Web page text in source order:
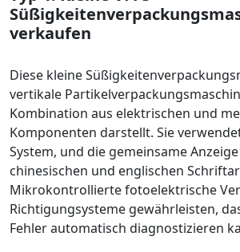
verkaufen
Diese kleine
vertikale
Kombination aus elektrischen und
Komponenten darstellt. Sie
System, und die gemeinsame
chinesischen und englischen
Mikrokontrollierte fotoelektrische
Richtigungsysteme gewährleisten,
Fehler automatisch diagnostizieren